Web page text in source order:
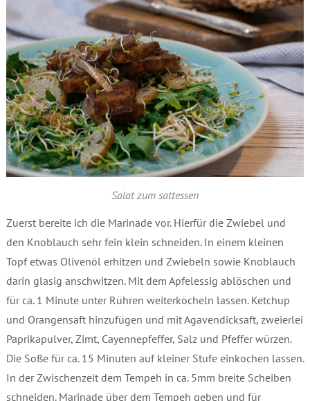
Salat zum sattessen
Zuerst bereite ich die Marinade vor. Hierfür die Zwiebel und
den Knoblauch sehr fein klein schneiden. In einem kleinen
Topf etwas Olivenöl erhitzen und Zwiebeln sowie Knoblauch
darin glasig anschwitzen. Mit dem Apfelessig ablöschen und
für ca. 1 Minute unter Rühren weiterköcheln lassen. Ketchup
und Orangensaft hinzufügen und mit Agavendicksaft, zweierlei
Paprikapulver, Zimt, Cayennepfeffer, Salz und Pfeffer würzen.
Die Soße für ca. 15 Minuten auf kleiner Stufe einkochen lassen.
In der Zwischenzeit dem Tempeh in ca. 5mm breite Scheiben
schneiden. Marinade über dem Tempeh geben und für